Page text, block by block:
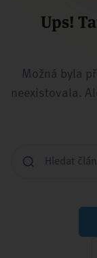
Ups!
Možná byla
neexistovala.